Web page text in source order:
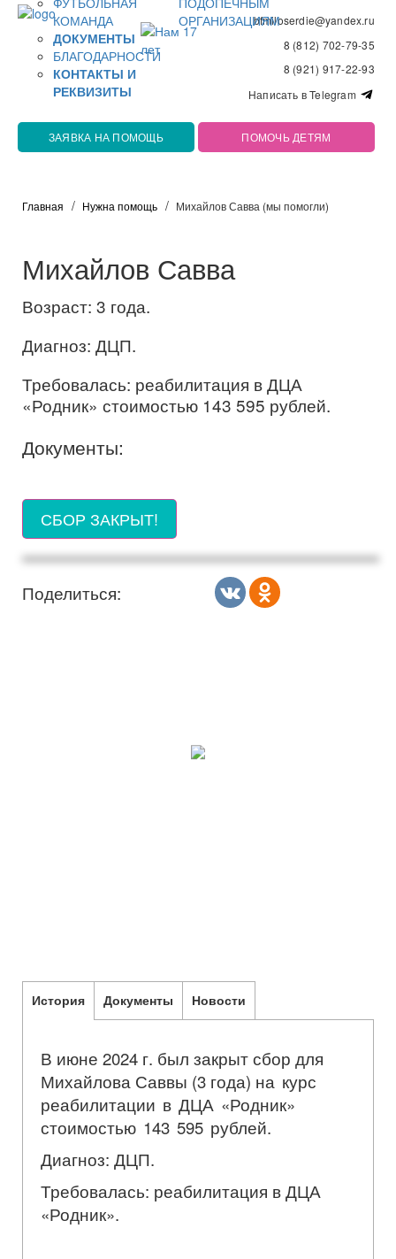
bfmiloserdie@yandex.ru
8 (812) 702-79-35
8 (921) 917-22-93
Написать в Telegram
КОМАНДА
ДОКУМЕНТЫ
БЛАГОДАРНОСТИ
КОНТАКТЫ И
РЕКВИЗИТЫ
ОРГАНИЗАЦИЯМ
ЗАЯВКА НА ПОМОЩЬ ПОМОЧЬ ДЕТЯМ
Главная Нужна помощь Михайлов Савва (мы помогли)
Михайлов Савва
Возраст: 3 года.
Диагноз: ДЦП.
Требовалась: реабилитация в ДЦА
«Родник» стоимостью 143 595 рублей.
Документы:
СБОР ЗАКРЫТ!
Поделиться:
История Документы Новости
В июне 2024 г. был закрыт сбор для
Михайлова Саввы (3 года) на курс
реабилитации в ДЦА «Родник»
стоимостью 143 595 рублей.
Диагноз: ДЦП.
Требовалась: реабилитация вДЦА
«Родник».